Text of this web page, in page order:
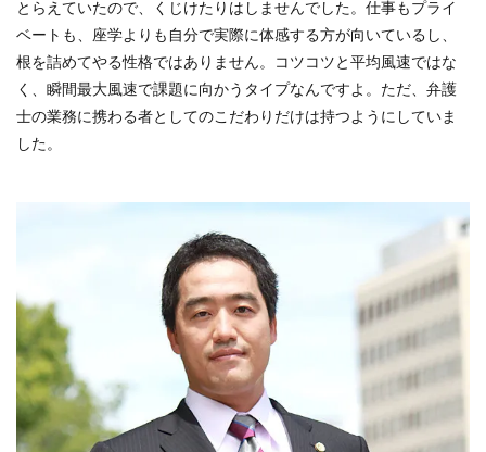
とらえていたので、くじけたりはしませんでした。仕事もプライ
ベートも、座学よりも自分で実際に体感する方が向いているし、
根を詰めてやる性格ではありません。コツコツと平均風速ではな
く、瞬間最大風速で課題に向かうタイプなんですよ。ただ、弁護
士の業務に携わる者としてのこだわりだけは持つようにしていま
した。